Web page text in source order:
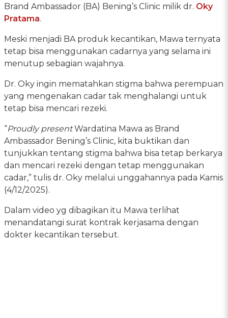
Brand Ambassador (BA) Bening’s Clinic milik dr. Oky
Pratama.
Meski menjadi BA produk kecantikan, Mawa ternyata
tetap bisa menggunakan cadarnya yang selama ini
menutup sebagian wajahnya.
Dr. Oky ingin mematahkan stigma bahwa perempuan
yang mengenakan cadar tak menghalangi untuk
tetap bisa mencari rezeki.
“Proudly presentWardatina Mawa as Brand
Ambassador Bening’s Clinic, kita buktikan dan
tunjukkan tentang stigma bahwa bisa tetap berkarya
dan mencari rezeki dengan tetap menggunakan
cadar,” tulis dr. Oky melalui unggahannya pada Kamis
(4/12/2025).
Dalam video yg dibagikan itu Mawa terlihat
menandatangi surat kontrak kerjasama dengan
dokter kecantikan tersebut.